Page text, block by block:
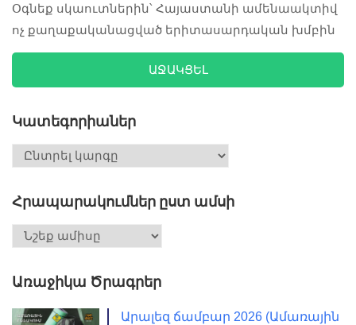
Օգնեք սկաուտներին՝ Հայաստանի ամենաակտիվ
ոչ քաղաքականացված երիտասարդական խմբին
ԱՋԱԿՑԵԼ
Կատեգորիաներ
Հրապարակումներ ըստ ամսի
Առաջիկա Ծրագրեր
Արալեզ ճամբար 2026 (Ամառային